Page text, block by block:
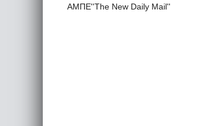
ΑΜΠΕ''The New Daily Mail''